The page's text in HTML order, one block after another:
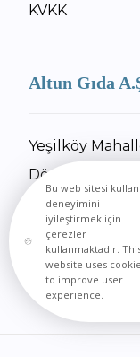
KVKK
Altun Gıda
Yeşilköy
Dörtyol / Hatay
+90 326 734 27
+90 326 734 30
E-Posta
Bu web sitesi
deneyimini
iyileştirmek için
çerezler
kullanmaktadır.
website uses
to improve user
experience.